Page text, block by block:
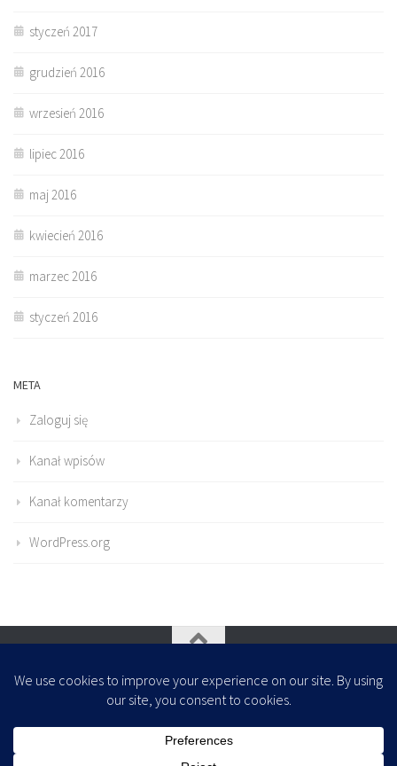
styczeń 2017
grudzień 2016
wrzesień 2016
lipiec 2016
maj 2016
kwiecień 2016
marzec 2016
styczeń 2016
META
Zaloguj się
Kanał wpisów
Kanał komentarzy
WordPress.org
- Zaprojektowany z